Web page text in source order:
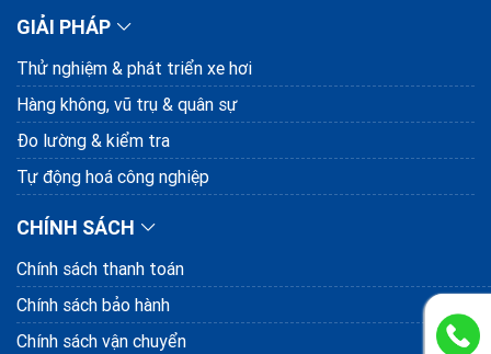
GIẢI PHÁP
Thử nghiệm & phát triển xe hơi
Hàng không, vũ trụ & quân sự
Đo lường & kiểm tra
Tự động hoá công nghiệp
CHÍNH SÁCH
Chính sách thanh toán
Chính sách bảo hành
Chính sách vận chuyển